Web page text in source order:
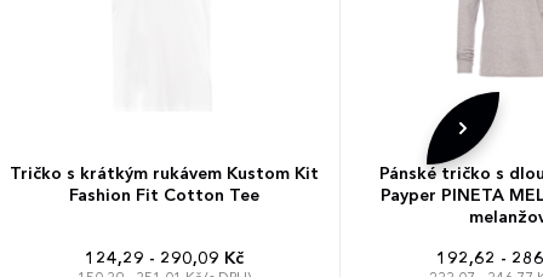
Tričko s krátkým rukávem Kustom Kit
Fashion Fit Cotton Tee
124,29 - 290,09 Kč
Pánské tričko s
Payper PINETA
192,62 -